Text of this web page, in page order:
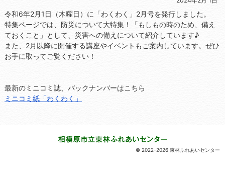
令和6年2月1日（木曜日）に「わくわく」2月号を発行しました。
特集ページでは、防災について大特集！「もしもの時のため、備え
ておくこと」として、災害への備えについて紹介しています♪
また、2月以降に開催する講座やイベントもご案内しています。ぜひ
お手に取ってご覧ください！
最新のミニコミ誌、バックナンバーはこちら
ミニコミ紙「わくわく」
© 2022-2026 東林ふれあいセンター